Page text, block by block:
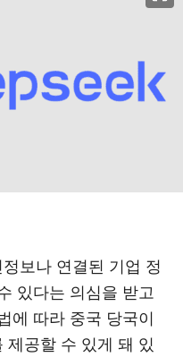
보나 연결된 기업 정
있다는 의심을 받고
에 따라 중국 당국이
제공할 수 있게 돼 있